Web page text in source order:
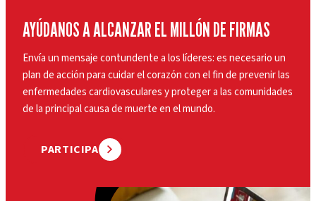
AYÚDANOS A ALCANZAR EL MILLÓN DE FIRMAS
Envía un mensaje contundente a los líderes: es necesario un
plan de acción para cuidar el corazón con el fin de prevenir las
enfermedades cardiovasculares y proteger a las comunidades
de la principal causa de muerte en el mundo.
PARTICIPA